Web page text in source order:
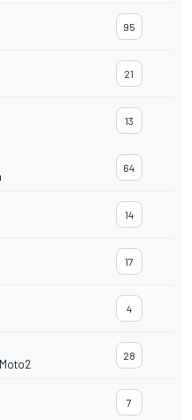
95
21
13
64
14
17
4
28
7